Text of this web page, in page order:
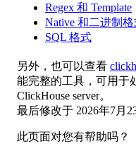
Regex 和 Template
Native 和二进制
SQL 格式
另外，也可以查看
能完整的工具，可用于
ClickHouse server。
最后修改于 2026年7月
此页面对您有帮助吗？